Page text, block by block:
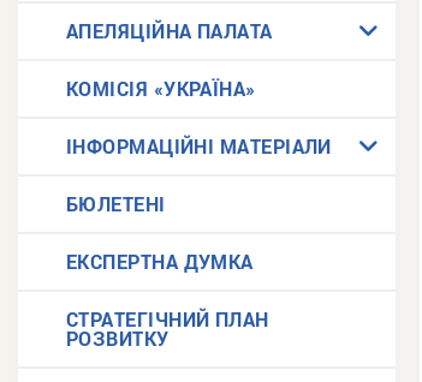
АПЕЛЯЦІЙНА ПАЛАТА
КОМІСІЯ «УКРАЇНА»
ІНФОРМАЦІЙНІ МАТЕРІАЛИ
БЮЛЕТЕНІ
ЕКСПЕРТНА ДУМКА
СТРАТЕГІЧНИЙ ПЛАН
РОЗВИТКУ